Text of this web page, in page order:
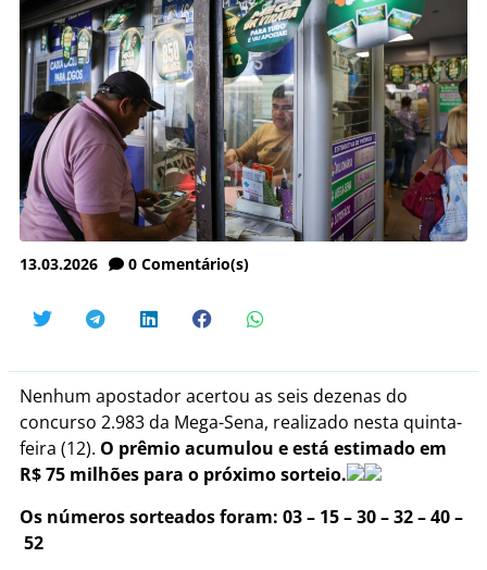
13.03.2026 0 Comentário(s)
Nenhum apostador acertou as seis dezenas do
concurso 2.983 da Mega-Sena, realizado nesta quinta-
feira (12). O prêmio acumulou e está estimado em
R$ 75 milhões para o próximo sorteio.
Os números sorteados foram: 03 – 15 – 30 – 32 – 40 –
52